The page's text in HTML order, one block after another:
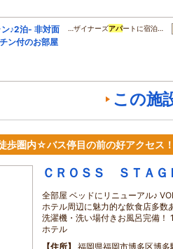
ン♪2泊- 非対面
ン付のお部屋
…ザイナーズアパートに宿泊…
この施
歩圏内☆バス停目の前の好アクセス
ＣＲＯＳＳ ＳＴＡＧ
全部屋 ベッドにリニューアル♪
ホテル周辺に魅力的な飲食店多
洗濯機・洗い場付きお風呂完備！
ホテル
住所
福岡県福岡市博多区博多